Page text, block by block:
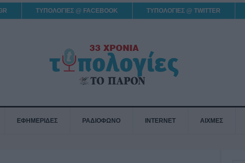
ΤΥΠΟΛΟΓΙΕΣ @ FACEBOOK ΤΥΠΟΛΟΓΙΕΣ @ TWITTER
ΕΦΗΜΕΡΙΔΕΣ ΡΑΔΙΟΦΩΝΟ INTERNET ΑΙΧΜΕΣ